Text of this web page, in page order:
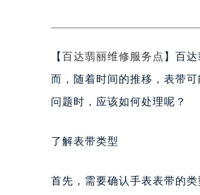
金华市金东
绍兴市越城
济南市历下
惠州市惠城
【 百达翡丽维修服务点 】百
而，随着时间的推移，表带
问题时，应该如何处理呢？
了解表带类型
首先，需要确认手表表带的